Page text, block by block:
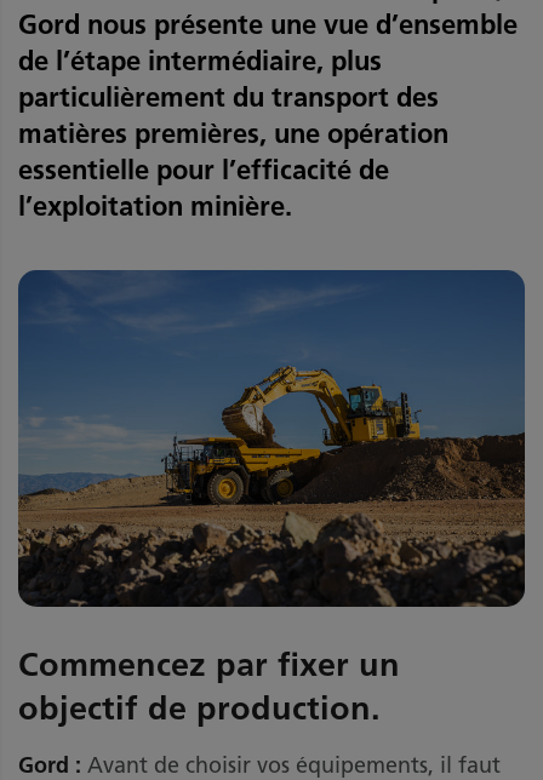
Gord nous présente une vue d’ensemble
de l’étape intermédiaire, plus
particulièrement du transport des
matières premières, une opération
essentielle pour l’efficacité de
l’exploitation minière.
Commencez par fixer un
objectif de production.
Gord : Avant de choisir vos équipements, il faut